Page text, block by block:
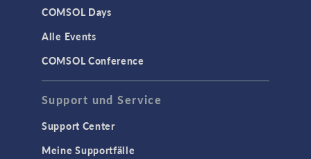
COMSOL Days
Alle Events
COMSOL Conference
Support und Service
Support Center
Meine Supportfälle